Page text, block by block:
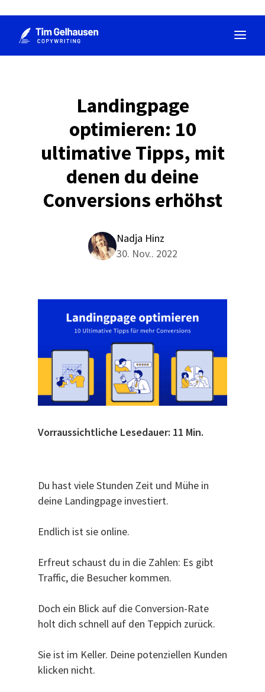
Inhalt
springen
Landingpage
optimieren: 10
ultimative Tipps, mit
denen du deine
Conversions erhöhst
Nadja Hinz
30. Nov.. 2022
Vorraussichtliche Lesedauer: 11 Min.
Du hast viele Stunden Zeit und Mühe in
deine Landingpage investiert.
Endlich ist sie online.
Erfreut schaust du in die Zahlen: Es gibt
Traffic, die Besucher kommen.
Doch ein Blick auf die Conversion-Rate
holt dich schnell auf den Teppich zurück.
Sie ist im Keller. Deine potenziellen Kunden
klicken nicht.